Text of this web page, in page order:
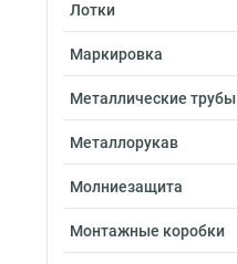
Лотки
Маркировка
Металлические трубы
Металлорукав
Молниезащита
Монтажные коробки